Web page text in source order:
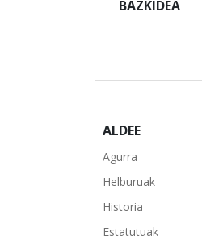
BAZKIDEA
ALDEE
Agurra
Helburuak
Historia
Estatutuak